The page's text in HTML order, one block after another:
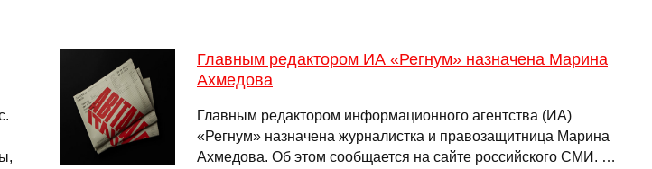
Главным редактором ИА «Регнум» назначена Марина
Ахмедова
Главным редактором информационного агентства (ИА)
«Регнум» назначена журналистка и правозащитница Марина
Ахмедова. Об этом сообщается на сайте российского СМИ. …